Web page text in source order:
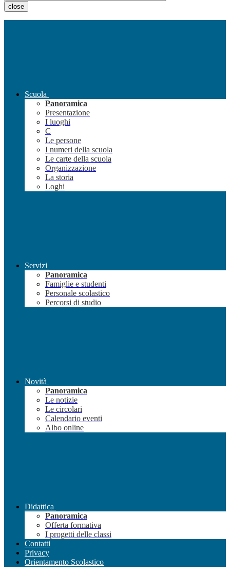
close
Scuola
Panoramica
Presentazione
I luoghi
C
Le persone
I numeri della scuola
Le carte della scuola
Organizzazione
La storia
Loghi
Servizi
Panoramica
Famiglie e studenti
Personale scolastico
Percorsi di studio
Novità
Panoramica
Le notizie
Le circolari
Calendario eventi
Albo online
Didattica
Panoramica
Offerta formativa
I progetti delle classi
Contatti
Privacy
Orientamento Scolastico